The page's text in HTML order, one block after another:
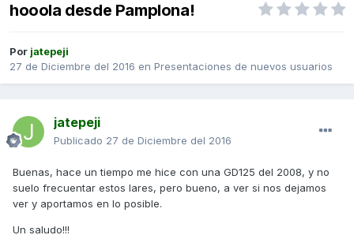
hooola desde Pamplona!
Por jatepeji
27 de Diciembre del 2016 en Presentaciones de nuevos usuarios
jatepeji
Publicado 27 de Diciembre del 2016
Buenas, hace un tiempo me hice con una GD125 del 2008, y no
suelo frecuentar estos lares, pero bueno, a ver si nos dejamos
ver y aportamos en lo posible.
Un saludo!!!